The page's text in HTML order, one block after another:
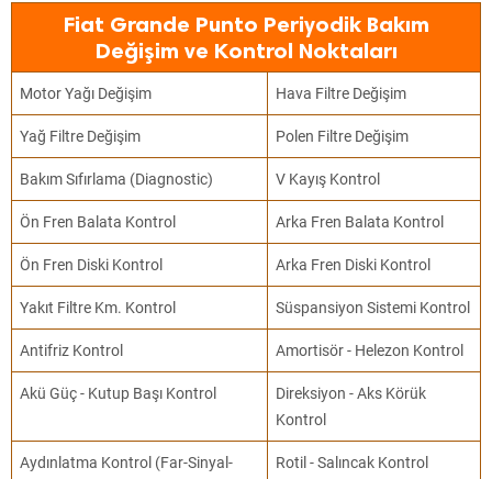
Fiat Grande Punto Periyodik Bakım
Değişim ve Kontrol Noktaları
Motor Yağı Değişim Hava Filtre Değişim
Yağ Filtre Değişim Polen Filtre Değişim
Bakım Sıfırlama (Diagnostic) V Kayış Kontrol
Ön Fren Balata Kontrol Arka Fren Balata Kontrol
Ön Fren Diski Kontrol Arka Fren Diski Kontrol
Yakıt Filtre Km. Kontrol Süspansiyon Sistemi Kontrol
Antifriz Kontrol Amortisör - Helezon Kontrol
Akü Güç - Kutup Başı Kontrol
Direksiyon - Aks Körük
Kontrol
Aydınlatma Kontrol (Far-Sinyal-
Rotil - Salıncak Kontrol